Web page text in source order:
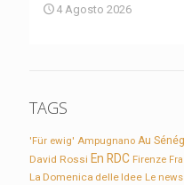
4 Agosto 2026
TAGS
'Für ewig' Ampugnano Au
David Rossi En RDC Firenze
La Domenica delle Idee Le